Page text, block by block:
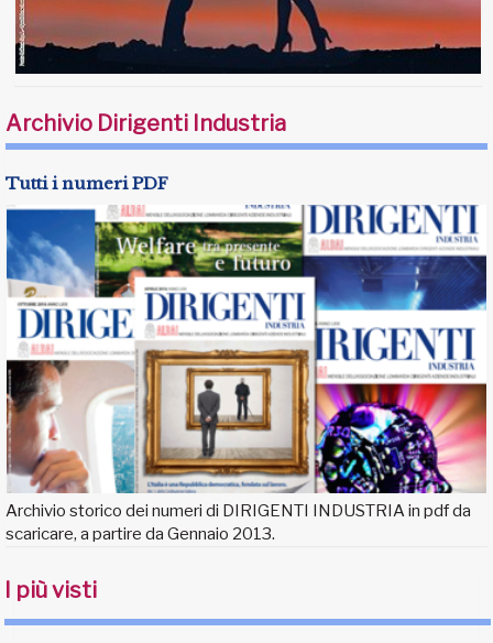
Archivio Dirigenti Industria
Tutti i numeri PDF
Archivio storico dei numeri di DIRIGENTI INDUSTRIA in pdf da
scaricare, a partire da Gennaio 2013.
I più visti